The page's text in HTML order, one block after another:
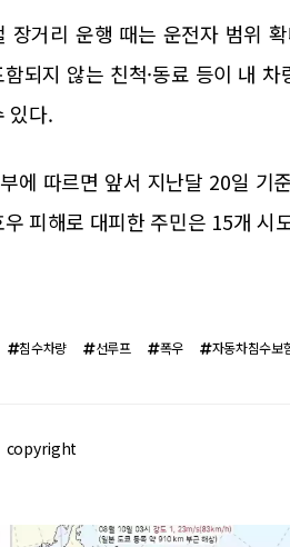
장거리 운행 때는 운전자 범위
되지 않는 친척·동료 등이 내
있다.
에 따르면 앞서 지난달 20일 기
피해로 대피한 주민은 15개
침수차량 선루프 폭우 자동차침수보
copyright